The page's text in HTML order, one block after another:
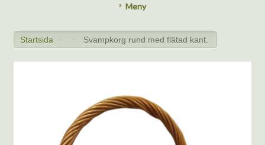
Meny
Startsida > > Svampkorg rund med flätad kant.